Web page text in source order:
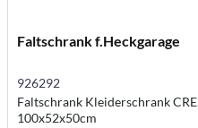
Faltschrank f.Heckgarage
926292
Faltschrank Kleiderschrank
100x52x50cm